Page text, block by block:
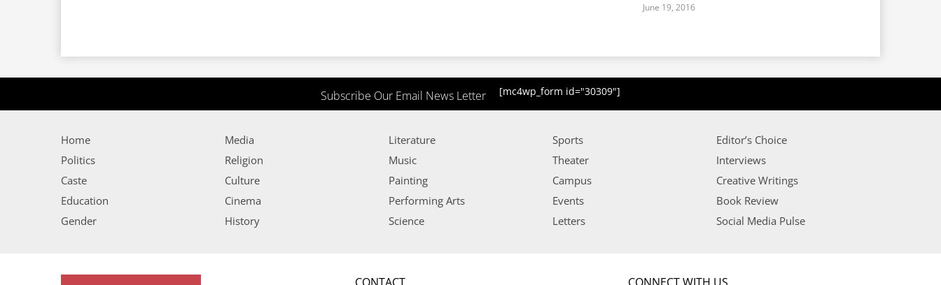
June 19, 2016
Subscribe Our Email News Letter [mc4wp_form id="30309"]
Home
Politics
Caste
Education
Gender
Media
Religion
Culture
Cinema
History
Literature
Music
Painting
Performing Arts
Science
Sports
Theater
Campus
Events
Letters
Editor’s Choice
Interviews
Creative Writings
Book Review
Social Media Pulse